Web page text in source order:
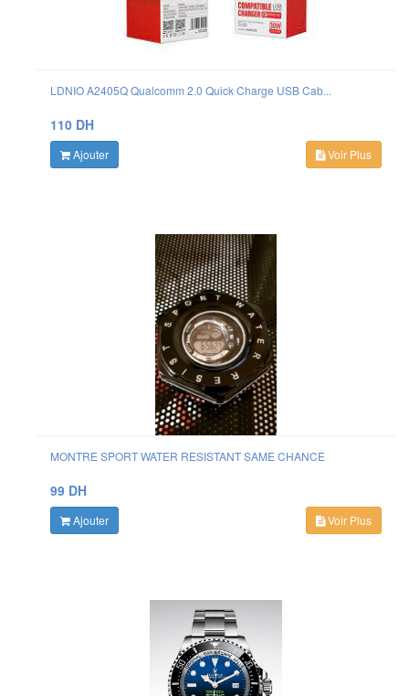
LDNIO A2405Q Qualcomm 2.0 Quick Charge USB Cab...
110 DH
Ajouter Voir Plus
MONTRE SPORT WATER RESISTANT SAME CHANCE
99 DH
Ajouter Voir Plus